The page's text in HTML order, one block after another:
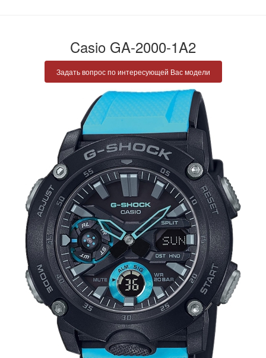
Casio GA-2000-1A2
Задать вопрос по интересующей Вас модели